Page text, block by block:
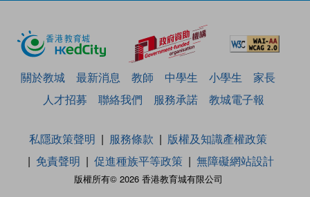
關於教城 最新消息 教師 中學生 小學生
家長
人才招募
聯絡我們 服務承諾 教城電子報
版權所有© 2026 香港教育城有限公司
私隱政策聲明 服務條款
版權及知識產權政策
免責聲明
促進種族平等政策 無障礙網站設計